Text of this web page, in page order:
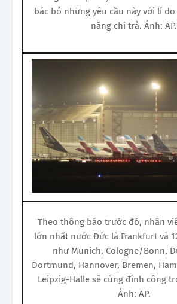
bác bỏ những yêu cầu này với lí
năng chi trả. Ảnh: AP.
Theo thông báo trước đó, nhân
lớn nhất nước Đức là Frankfurt và
như Munich, Cologne/Bonn,
Dortmund, Hannover, Bremen,
Leipzig-Halle sẽ cùng đình công
Ảnh: AP.